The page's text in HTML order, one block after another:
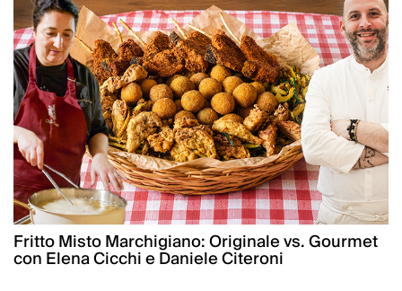
Fritto Misto Marchigiano: Originale vs. Gourmet
con Elena Cicchi e Daniele Citeroni